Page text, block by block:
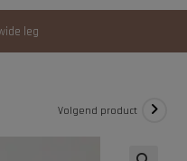
leg
Volgend product